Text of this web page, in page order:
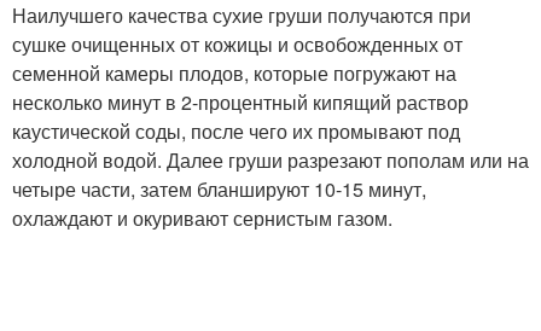
Наилучшего качества сухие груши получаются при
сушке очищенных от кожицы и освобожденных от
семенной камеры плодов, которые погружают на
несколько минут в 2-процентный кипящий раствор
каустической соды, после чего их промывают под
холодной водой. Далее груши разрезают пополам или на
четыре части, затем бланшируют 10-15 минут,
охлаждают и окуривают сернистым газом.